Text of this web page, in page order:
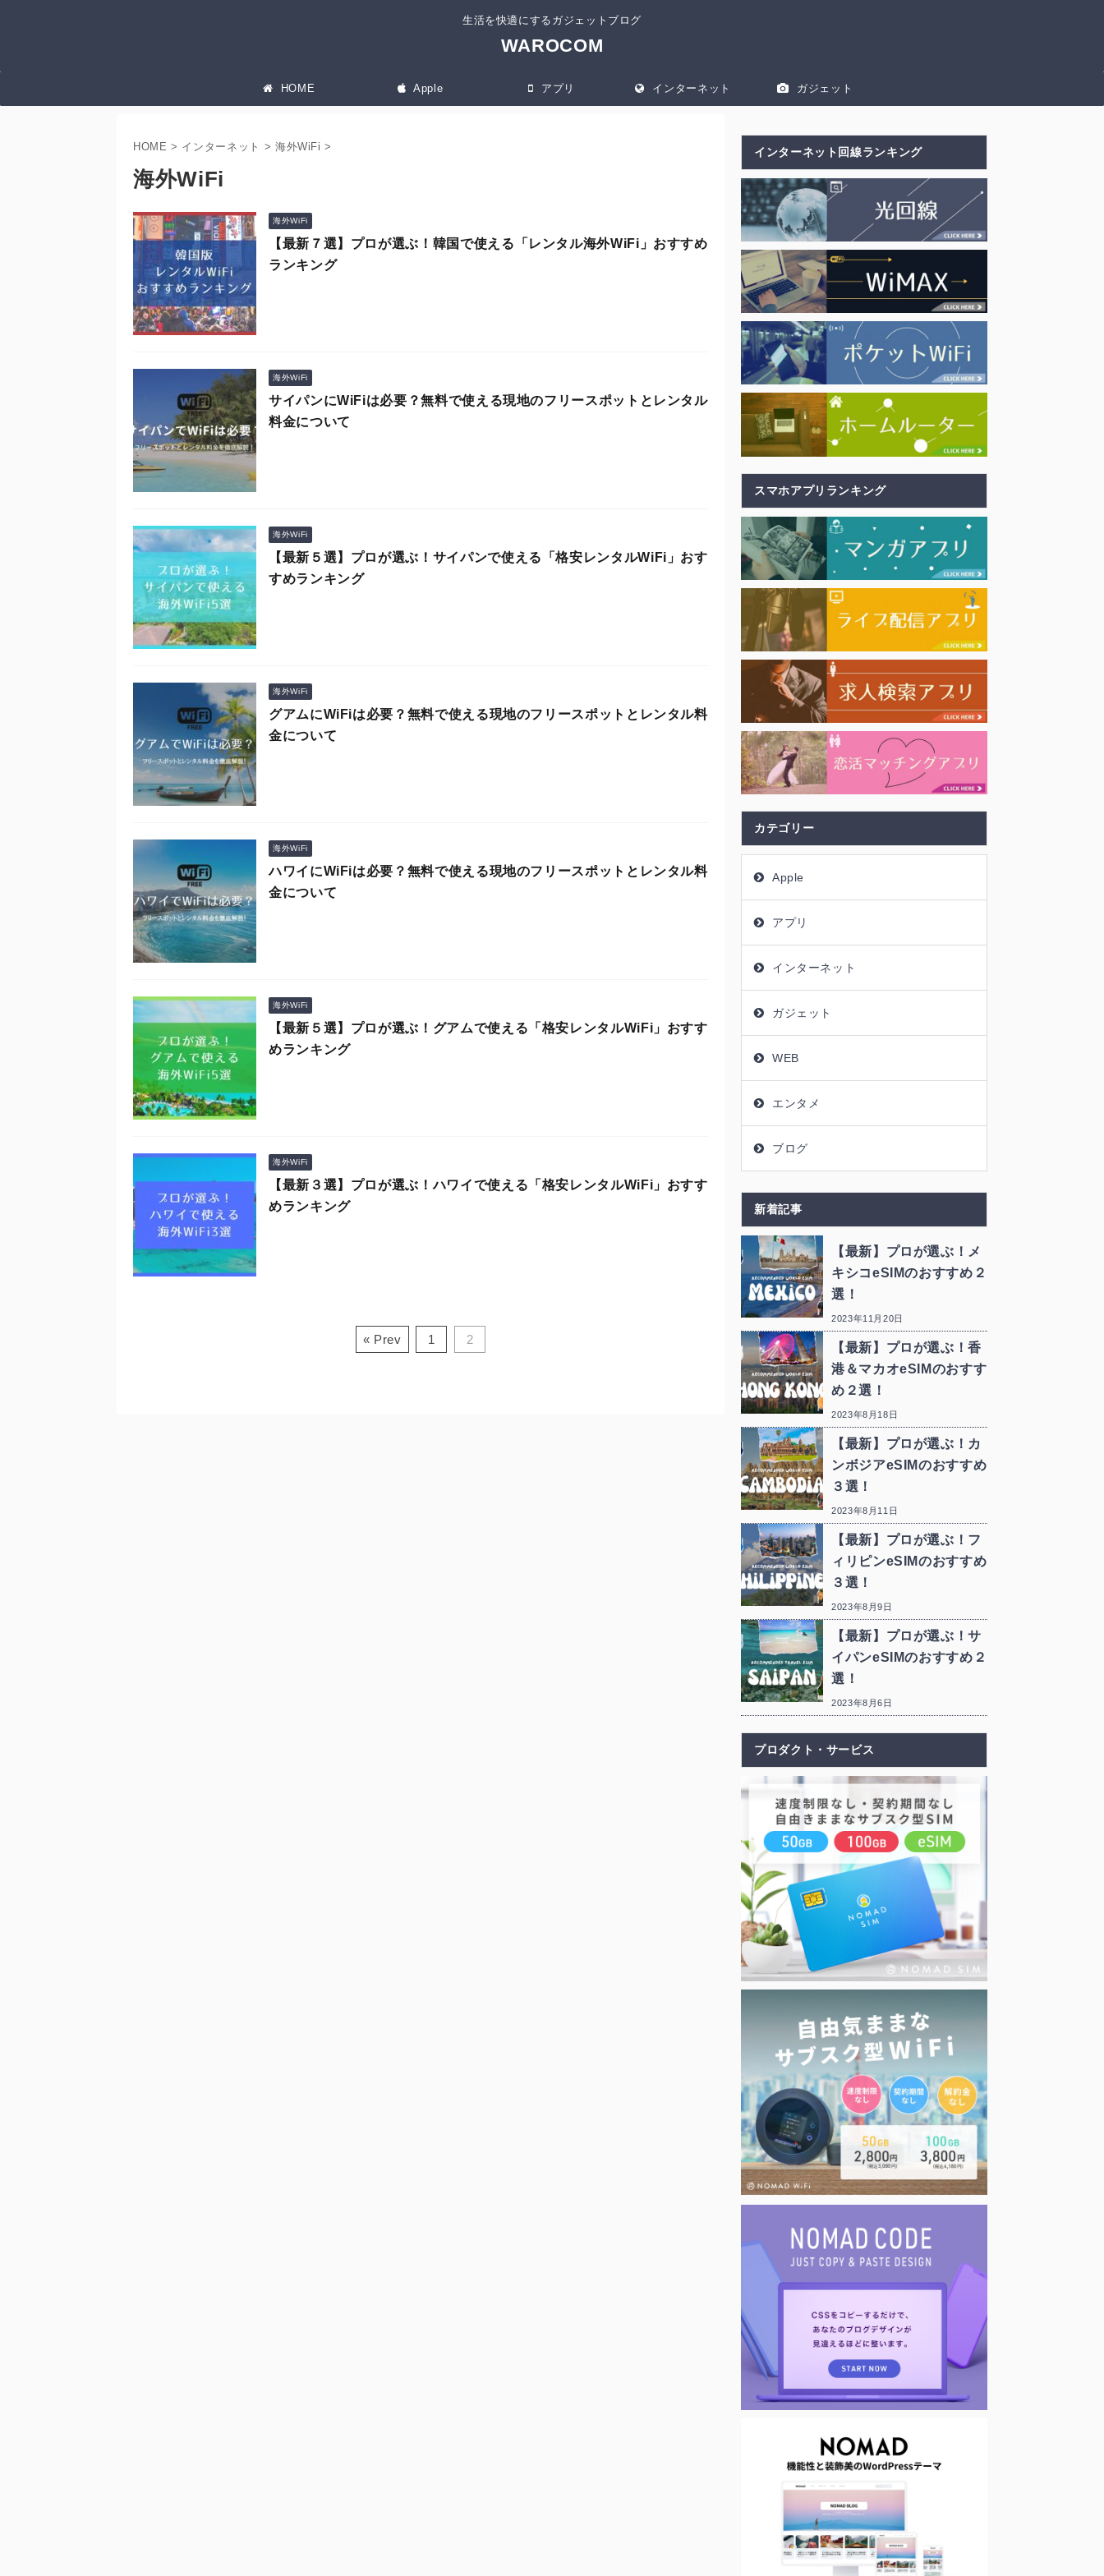
生活を快適にするガジェットブログ
WAROCOM
HOME Apple アプリ インターネット ガジェット
HOME > インターネット > 海外WiFi >
海外WiFi
海外WiFi
【最新７選】プロが選ぶ！韓国で使える「レンタル海外WiFi」おすすめ
ランキング
海外WiFi
サイパンにWiFiは必要？無料で使える現地のフリースポットとレンタル
料金について
海外WiFi
【最新５選】プロが選ぶ！サイパンで使える「格安レンタルWiFi」おす
すめランキング
海外WiFi
グアムにWiFiは必要？無料で使える現地のフリースポットとレンタル料
金について
海外WiFi
ハワイにWiFiは必要？無料で使える現地のフリースポットとレンタル料
金について
海外WiFi
【最新５選】プロが選ぶ！グアムで使える「格安レンタルWiFi」おすす
めランキング
海外WiFi
【最新３選】プロが選ぶ！ハワイで使える「格安レンタルWiFi」おすす
めランキング
« Prev 1 2
インターネット回線ランキング
スマホアプリランキング
カテゴリー
Apple
アプリ
インターネット
ガジェット
WEB
エンタメ
ブログ
新着記事
【最新】プロが選ぶ！メ
キシコeSIMのおすすめ２
選！
2023年11月20日
【最新】プロが選ぶ！香
港＆マカオeSIMのおすす
め２選！
2023年8月18日
【最新】プロが選ぶ！カ
ンボジアeSIMのおすすめ
３選！
2023年8月11日
【最新】プロが選ぶ！フ
ィリピンeSIMのおすすめ
３選！
2023年8月9日
【最新】プロが選ぶ！サ
イパンeSIMのおすすめ２
選！
2023年8月6日
プロダクト・サービス